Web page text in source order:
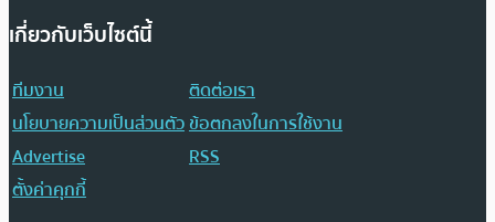
เกี่ยวกับเว็บไซต์นี้
ทีมงาน
ติดต่อเรา
นโยบายความเป็นส่วนตัวข้อตกลงในการใช้งาน
Advertise
RSS
ตั้งค่าคุกกี้